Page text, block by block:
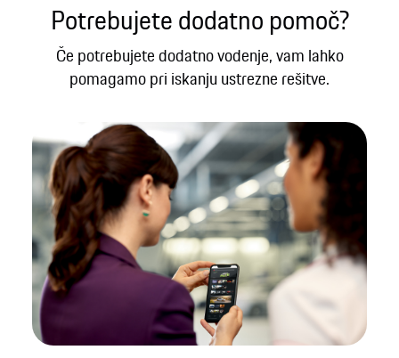
Potrebujete dodatno pomoč?
Če potrebujete dodatno vodenje, vam lahko
pomagamo pri iskanju ustrezne rešitve.